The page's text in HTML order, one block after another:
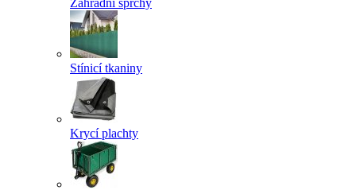
Zahradní sprchy
Stínicí tkaniny
Krycí plachty